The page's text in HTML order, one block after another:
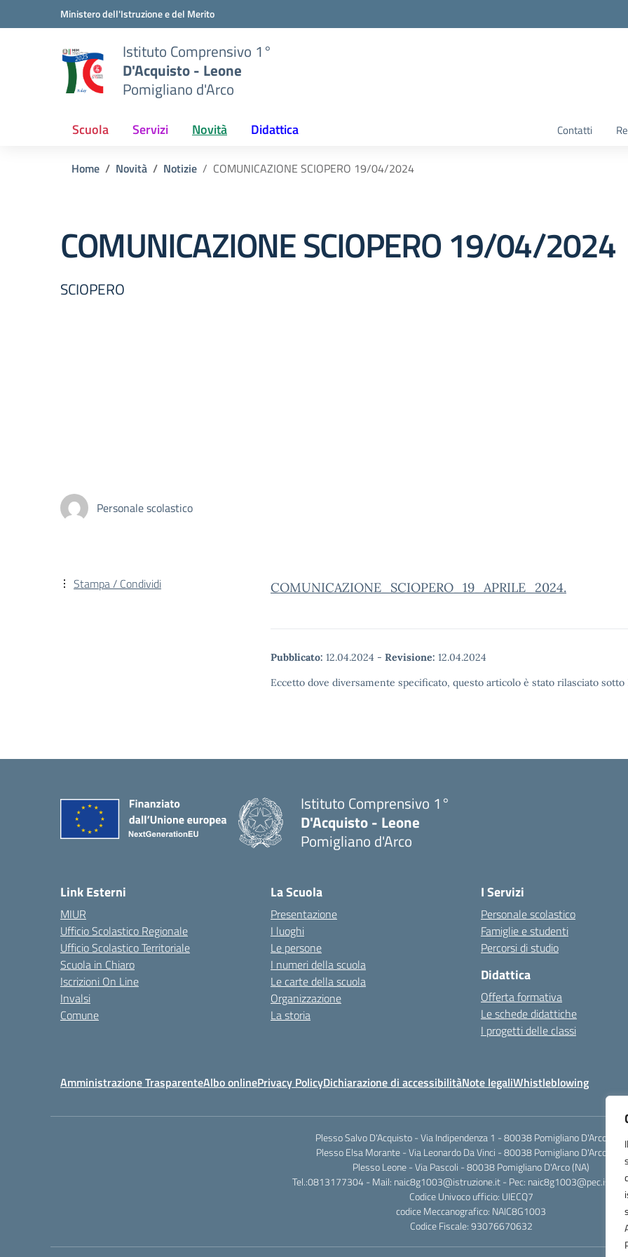
Vai ai contenuti
Vai al menu di navigazioneMinistero dell'Istruzione e del Merito
Istituto Comprensivo 1°
D'Acquisto - Leone
Pomigliano d'Arco
Scuola Servizi Novità Didattica Contatti
Home Novità Notizie COMUNICAZIONE SCIOPERO 19/04/2024
COMUNICAZIONE SCIOPERO 19/04/2024
SCIOPERO
Personale scolastico
COMUNICAZIONE_SCIOPERO_19_APRILE_2024.
Pubblicato: 12.04.2024 - Revisione: 12.04.2024
Eccetto dove diversamente specificato, questo articolo è stato rilasciato
Stampa / Condividi
Istituto Comprensivo 1°
D'Acquisto - Leone
Pomigliano d'Arco
Link Esterni
MIUR
Ufficio Scolastico Regionale
Ufficio Scolastico Territoriale
Scuola in Chiaro
Iscrizioni On Line
Invalsi
Comune
La Scuola
Presentazione
I luoghi
Le persone
I numeri della scuola
Le carte della scuola
Organizzazione
La storia
I Servizi
Personale scolastico
Famiglie e studenti
Percorsi di studio
Didattica
Offerta formativa
Le schede didattiche
I progetti delle classi
Amministrazione TrasparenteAlbo onlinePrivacy PolicyDichiarazione di accessibilitàNote legaliWhistleblowing
Plesso Salvo D'Acquisto - Via Indipendenza 1 - 80038 Pomigliano D'Arco (NA)
Plesso Elsa Morante - Via Leonardo Da Vinci - 80038 Pomigliano D'Arco (NA)
Plesso Leone - Via Pascoli - 80038 Pomigliano D'Arco (NA)
Tel.:0813177304 - Mail: naic8g1003@istruzione.it - Pec:
Codice Univoco ufficio: UIECQ7
codice Meccanografico: NAIC8G1003
Codice Fiscale: 93076670632